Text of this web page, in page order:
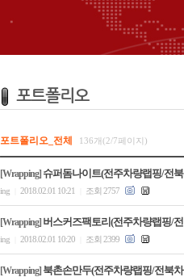
포트폴리오
포트폴리오_전체 136개(2/7페이지)
[Wrapping] 슈퍼돔나이트(전주차량랩핑/전
ing 2018.02.01 10:21 조회 2757
[Wrapping] 버스커즈팩토리(전주차량랩핑/
ing 2018.02.01 10:20 조회 2399
[Wrapping] 북촌손만두(전주차량랩핑/전북